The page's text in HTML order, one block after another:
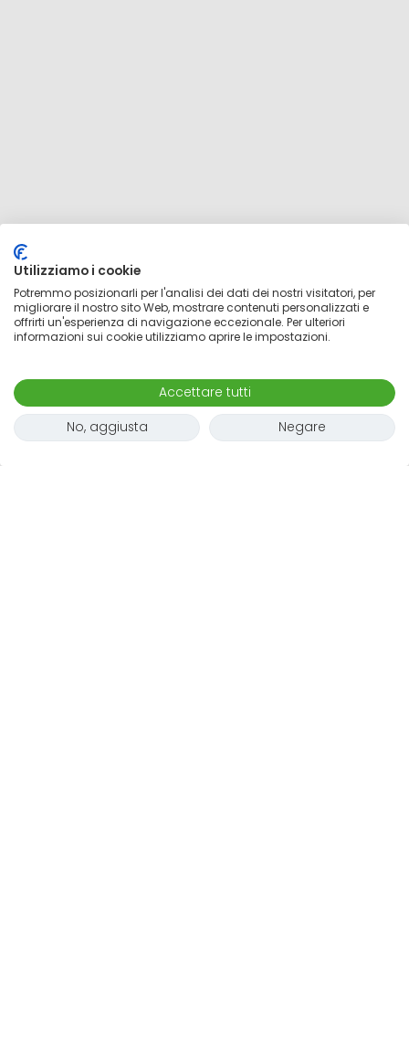
Utilizziamo i cookie
Potremmo posizionarli per l'analisi dei dati dei nostri visitatori, per
migliorare il nostro sito Web, mostrare contenuti personalizzati e
offrirti un'esperienza di navigazione eccezionale. Per ulteriori
informazioni sui cookie utilizziamo aprire le impostazioni.
Accettare tutti
No, aggiusta
Negare